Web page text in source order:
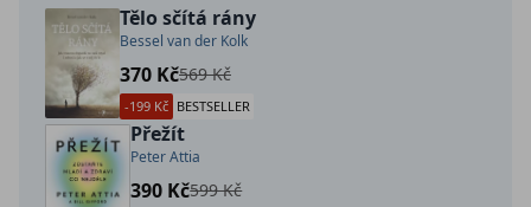
Tělo sčítá rány
Bessel van der Kolk
370 Kč569 Kč
-199 Kč BESTSELLER
Přežít
Peter Attia
390 Kč599 Kč